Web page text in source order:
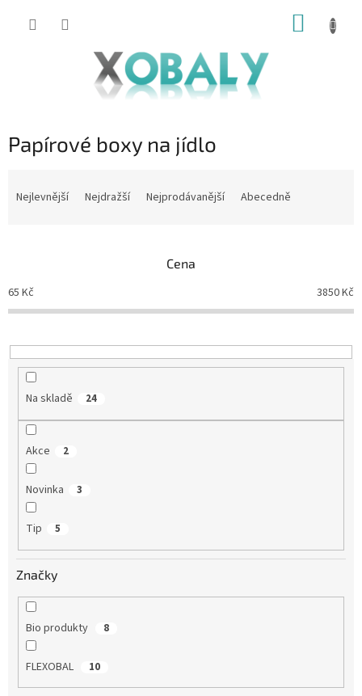
KOŠÍK
Papírové boxy na jídlo
p
r
o
u
Nejlevnější Nejdražší Nejprodávanější Abecedně
Cena
65 Kč 3850Kč
Na skladě 24
Akce 2
Novinka 3
Tip 5
Značky
Bio produkty 8
FLEXOBAL 10